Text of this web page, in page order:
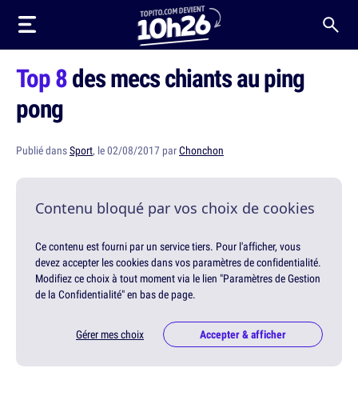
Top 8des mecs chiants au ping
pong
Publié dansSport, le 02/08/2017 parChonchon
Contenu bloqué par vos choix de cookies
Ce contenu est fourni par un service tiers. Pour l'afficher, vous
devez accepter les cookies dans vos paramètres de confidentialité.
Modifiez ce choix à tout moment via le lien "Paramètres de Gestion
de la Confidentialité" en bas de page.
Gérer mes choix Accepter & afficher